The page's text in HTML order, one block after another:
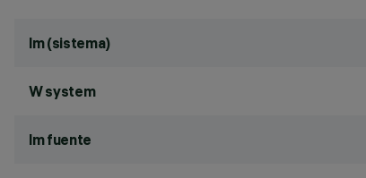
lm (sistema)
W system
lm fuente